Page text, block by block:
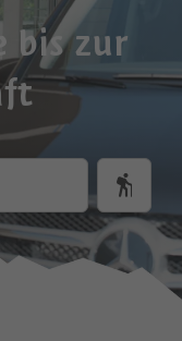
bis zur